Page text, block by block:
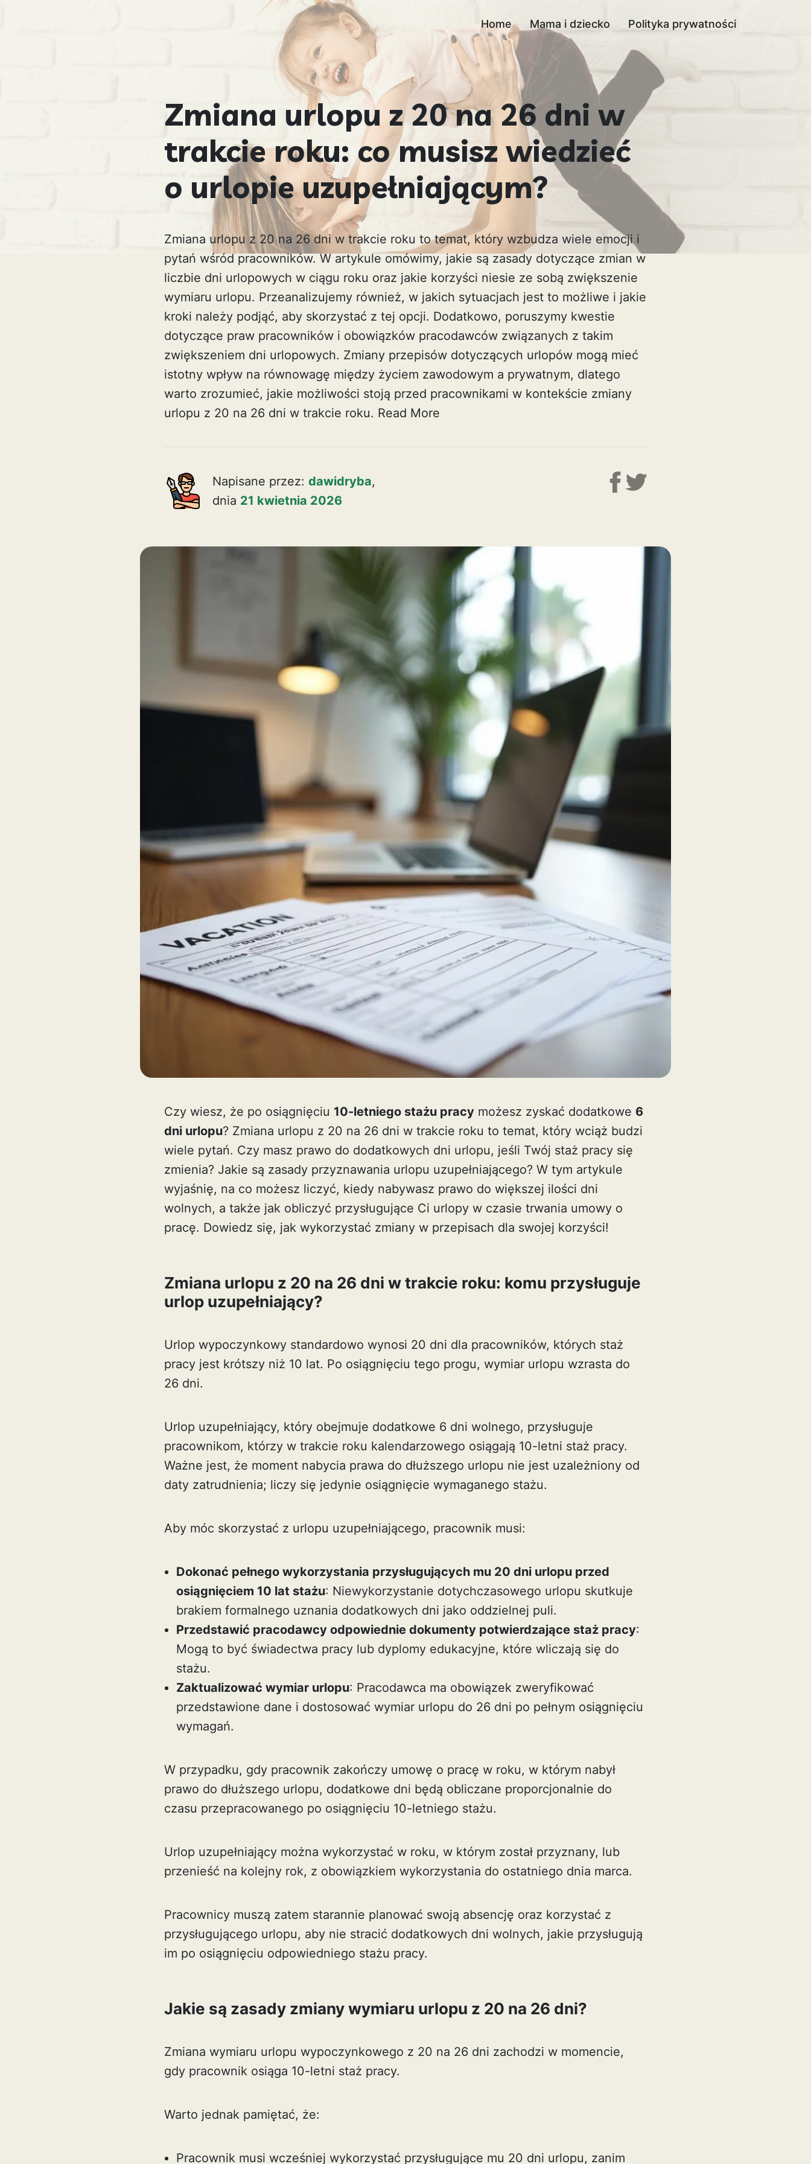
Home Mama i dziecko Polityka prywatności
Zmiana urlopu z 20 na 26 dni w
trakcie roku: co musisz wiedzieć
o urlopie uzupełniającym?
Zmiana urlopu z 20 na 26 dni w trakcie roku to temat, który wzbudza wiele emocji i
pytań wśród pracowników. W artykule omówimy, jakie są zasady dotyczące zmian w
liczbie dni urlopowych w ciągu roku oraz jakie korzyści niesie ze sobą zwiększenie
wymiaru urlopu. Przeanalizujemy również, w jakich sytuacjach jest to możliwe i jakie
kroki należy podjąć, aby skorzystać z tej opcji. Dodatkowo, poruszymy kwestie
dotyczące praw pracowników i obowiązków pracodawców związanych z takim
zwiększeniem dni urlopowych. Zmiany przepisów dotyczących urlopów mogą mieć
istotny wpływ na równowagę między życiem zawodowym a prywatnym, dlatego
warto zrozumieć, jakie możliwości stoją przed pracownikami w kontekście zmiany
urlopu z 20 na 26 dni w trakcie roku. Read More
Napisane przez: dawidryba,
dnia 21 kwietnia 2026
Czy wiesz, że po osiągnięciu 10-letniego stażu pracy możesz zyskać dodatkowe 6
dni urlopu? Zmiana urlopu z 20 na 26 dni w trakcie roku to temat, który wciąż budzi
wiele pytań. Czy masz prawo do dodatkowych dni urlopu, jeśli Twój staż pracy się
zmienia? Jakie są zasady przyznawania urlopu uzupełniającego? W tym artykule
wyjaśnię, na co możesz liczyć, kiedy nabywasz prawo do większej ilości dni
wolnych, a także jak obliczyć przysługujące Ci urlopy w czasie trwania umowy o
pracę. Dowiedz się, jak wykorzystać zmiany w przepisach dla swojej korzyści!
Zmiana urlopu z 20 na 26 dni w trakcie roku: komu przysługuje
urlop uzupełniający?
Urlop wypoczynkowy standardowo wynosi 20 dni dla pracowników, których staż
pracy jest krótszy niż 10 lat. Po osiągnięciu tego progu, wymiar urlopu wzrasta do
26 dni.
Urlop uzupełniający, który obejmuje dodatkowe 6 dni wolnego, przysługuje
pracownikom, którzy w trakcie roku kalendarzowego osiągają 10-letni staż pracy.
Ważne jest, że moment nabycia prawa do dłuższego urlopu nie jest uzależniony od
daty zatrudnienia; liczy się jedynie osiągnięcie wymaganego stażu.
Aby móc skorzystać z urlopu uzupełniającego, pracownik musi:
Dokonać pełnego wykorzystania przysługujących mu 20 dni urlopu przed
osiągnięciem 10 lat stażu: Niewykorzystanie dotychczasowego urlopu skutkuje
brakiem formalnego uznania dodatkowych dni jako oddzielnej puli.
Przedstawić pracodawcy odpowiednie dokumenty potwierdzające staż pracy:
Mogą to być świadectwa pracy lub dyplomy edukacyjne, które wliczają się do
stażu.
Zaktualizować wymiar urlopu: Pracodawca ma obowiązek zweryfikować
przedstawione dane i dostosować wymiar urlopu do 26 dni po pełnym osiągnięciu
wymagań.
W przypadku, gdy pracownik zakończy umowę o pracę w roku, w którym nabył
prawo do dłuższego urlopu, dodatkowe dni będą obliczane proporcjonalnie do
czasu przepracowanego po osiągnięciu 10-letniego stażu.
Urlop uzupełniający można wykorzystać w roku, w którym został przyznany, lub
przenieść na kolejny rok, z obowiązkiem wykorzystania do ostatniego dnia marca.
Pracownicy muszą zatem starannie planować swoją absencję oraz korzystać z
przysługującego urlopu, aby nie stracić dodatkowych dni wolnych, jakie przysługują
im po osiągnięciu odpowiedniego stażu pracy.
Jakie są zasady zmiany wymiaru urlopu z 20 na 26 dni?
Zmiana wymiaru urlopu wypoczynkowego z 20 na 26 dni zachodzi w momencie,
gdy pracownik osiąga 10-letni staż pracy.
Warto jednak pamiętać, że:
Pracownik musi wcześniej wykorzystać przysługujące mu 20 dni urlopu, zanim